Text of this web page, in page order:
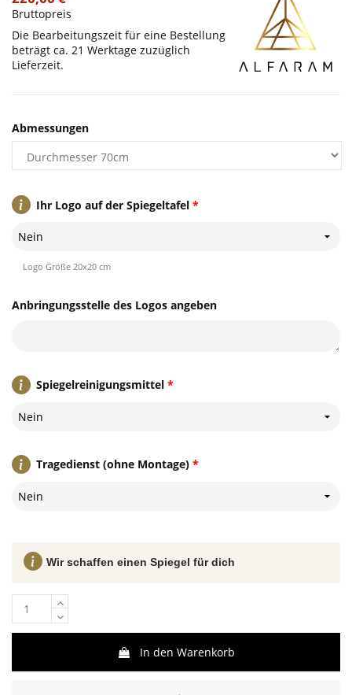
Bruttopreis
Die Bearbeitungszeit für eine Bestellung
beträgt ca. 21 Werktage zuzüglich
Lieferzeit.
*
Ihr Logo auf der Spiegeltafel
Nein
Logo Größe 20x20 cm
Anbringungsstelle des Logos angeben
*
Spiegelreinigungsmittel
Nein
*
Tragedienst (ohne Montage)
Nein
Abmessungen
In den Warenkorb
Wir schaffen einen Spiegel für dich